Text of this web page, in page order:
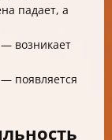
падает, а
возникает
появляется